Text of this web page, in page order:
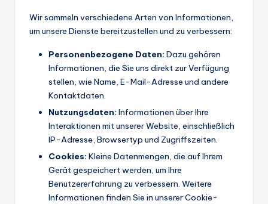
Wir sammeln verschiedene Arten von Informationen,
um unsere Dienste bereitzustellen und zu verbessern:
Personenbezogene Daten: Dazu gehören
Informationen, die Sie uns direkt zur Verfügung
stellen, wie Name, E-Mail-Adresse und andere
Kontaktdaten.
Nutzungsdaten: Informationen über Ihre
Interaktionen mit unserer Website, einschließlich
IP-Adresse, Browsertyp und Zugriffszeiten.
Cookies: Kleine Datenmengen, die auf Ihrem
Gerät gespeichert werden, um Ihre
Benutzererfahrung zu verbessern. Weitere
Informationen finden Sie in unserer Cookie-